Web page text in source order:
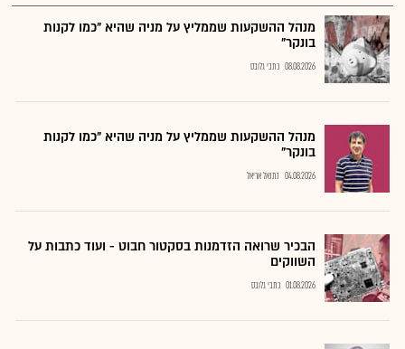
מנהל ההשקעות שממליץ על מניה שהיא "כמו לקנות
בונקר"
08.08.2026 כתבי גלובס
מנהל ההשקעות שממליץ על מניה שהיא "כמו לקנות
בונקר"
04.08.2026 נתנאל אריאל
הבכיר שרואה הזדמנות בסקטור חבוט - ועוד כתבות על
השווקים
01.08.2026 כתבי גלובס